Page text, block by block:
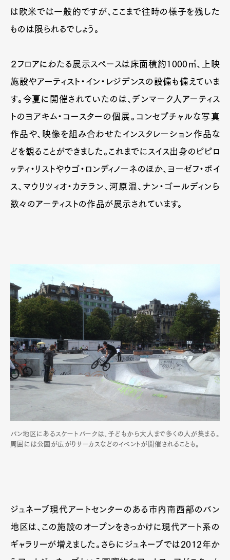
ProductCultureLifestyle
は欧米では一般的ですが、ここまで往時の様子を残した
ものは限られるでしょう。
２フロアにわたる展示スペースは床面積約1000㎡、上映
施設やアーティスト・イン・レジデンスの設備も備えていま
す。今夏に開催されていたのは、デンマーク人アーティス
トのヨアキム・コースターの個展。コンセプチャルな写真
作品や、映像を組み合わせたインスタレーション作品な
どを観ることができました。これまでにスイス出身のピピロ
ッティ・リストやウゴ・ロンディノーネのほか、ヨーゼフ・ボイ
ス、マウリツィオ・カテラン、河原温、ナン・ゴールディンら
数々のアーティストの作品が展示されています。
バン地区にあるスケートパークは、子どもから大人まで多くの人が集まる。
周囲には公園が広がりサーカスなどのイベントが開催されることも。
ジュネーブ現代アートセンターのある市内南西部のバン
地区は、この施設のオープンをきっかけに現代アート系の
ギャラリーが増えました。さらにジュネーブでは2012年か